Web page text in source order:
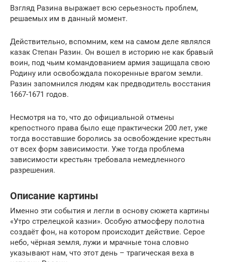
Взгляд Разина выражает всю серьезность проблем,
решаемых им в данный момент.
Действительно, вспомним, кем на самом деле являлся
казак Степан Разин. Он вошел в историю не как бравый
воин, под чьим командованием армия защищала свою
Родину или освобождала покоренные врагом земли.
Разин запомнился людям как предводитель восстания
1667-1671 годов.
Несмотря на то, что до официальной отмены
крепостного права было еще практически 200 лет, уже
тогда восставшие боролись за освобождение крестьян
от всех форм зависимости. Уже тогда проблема
зависимости крестьян требовала немедленного
разрешения.
Описание картины
Именно эти события и легли в основу сюжета картины
«Утро стрелецкой казни». Особую атмосферу полотна
создаёт фон, на котором происходит действие. Серое
небо, чёрная земля, лужи и мрачные тона словно
указывают нам, что этот день – трагическая веха в